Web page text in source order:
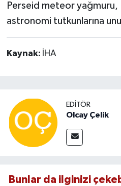
Perseid meteor yağmuru,
astronomi tutkunlarına
Kaynak: İHA
EDITÖR
Olcay Çelik
Bunlar da ilginizi